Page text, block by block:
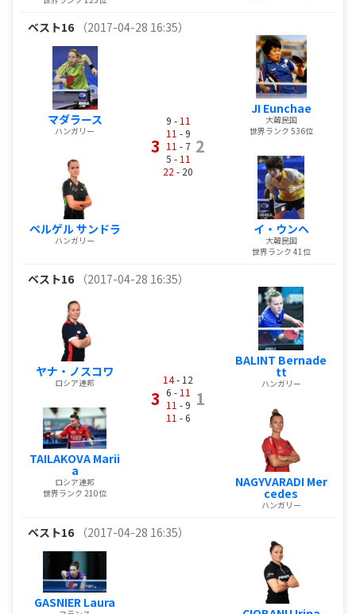
ベスト16 （2017-04-28 16:35）
マダラース
ハンガリー
ペルゲル サンドラ
ハンガリー
3
9 - 11
11 - 9
11 - 7
5 - 11
22 - 20
2
JI Eunchae
大韓民国
世界ランク 536位
イ・ウンヘ
大韓民国
世界ランク 41位
ベスト16 （2017-04-28 16:35）
ヤナ・ノスコワ
ロシア連邦
TAILAKOVA Marii
a
ロシア連邦
世界ランク 210位
3
14- 12
6 - 11
11 - 9
11 - 6
1
BALINT Bernade
tt
ハンガリー
NAGYVARADI Mer
cedes
ハンガリー
ベスト16 （2017-04-28 16:35）
GASNIER Laura